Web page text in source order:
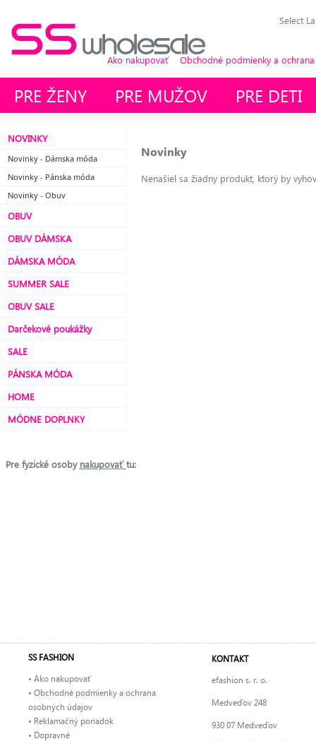
Select
Ako nakupovať Obchodné podmienky a
PRE ŽENY PRE MUŽOV PRE DETI
NOVINKY
Novinky - Dámska móda
Novinky - Pánska móda
Novinky - Obuv
OBUV
OBUV DÁMSKA
DÁMSKA MÓDA
SUMMER SALE
OBUV SALE
Darčekové poukážky
SALE
PÁNSKA MÓDA
HOME
MÓDNE DOPLNKY
Pre fyzické osoby nakupovaťtu:
Novinky
Nenašiel sa žiadny produkt, ktorý by
SS FASHION
• Ako nakupovať
• Obchodné podmienky a ochrana
osobných údajov
• Reklamačný poriadok
• Dopravné
KONTAKT
efashion s. r. o.
Medveďov 248
930 07 Medveďov